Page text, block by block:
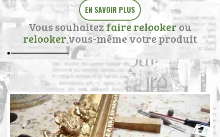
EN SAVOIR PLUS
Vous souhaitez faire relookerou
relookervous-même votre produit